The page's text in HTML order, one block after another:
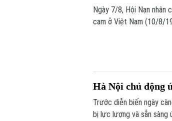
Ngày 7/8, Hội Nạn nhân
cam ở Việt Nam (10/8/
Hà Nội chủ động
Trước diễn biến ngày
bị lực lượng và sẵn